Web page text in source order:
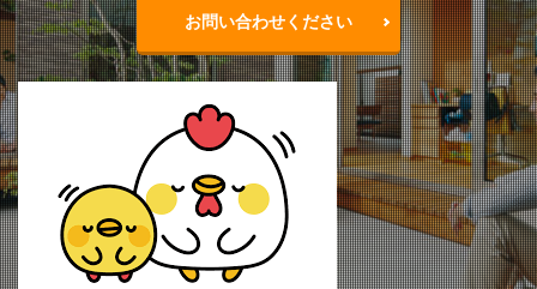
お問い合わせください